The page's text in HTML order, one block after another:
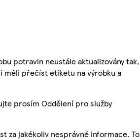
potravin neustále aktualizovány tak,
měli přečíst etiketu na výrobku a
prosím Oddělení pro služby
za jakékoliv nesprávné informace. To